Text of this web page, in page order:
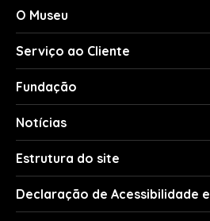
O Museu
Serviço ao Cliente
Fundação
Notícias
Estrutura do site
Declaração de Acessibilidade